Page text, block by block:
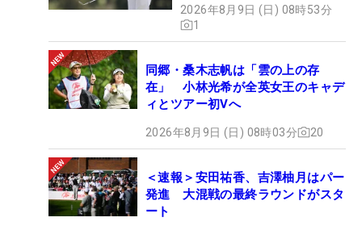
2026年8月9日 (日) 08時53分
1
同郷・桑木志帆は「雲の上の存
在」 小林光希が全英女王のキャデ
ィとツアー初Vへ
2026年8月9日 (日) 08時03分 20
＜速報＞安田祐香、吉澤柚月はパー
発進 大混戦の最終ラウンドがスタ
ート